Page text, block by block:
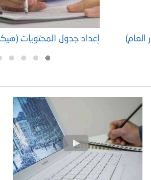
العام) إعداد جدول المحتويات